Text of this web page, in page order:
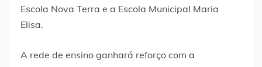
Escola Nova Terra e a Escola Municipal Maria
Elisa.
A rede de ensino ganhará reforço com a